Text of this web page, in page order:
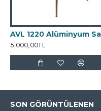
5.000,00TL
SON GÖRÜNTÜLENEN